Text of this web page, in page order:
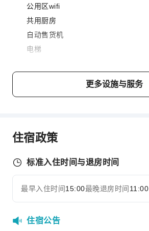
公用区wifi
共用厨房
自动售货机
电梯
前台服务
24小时前台
安全与安保
急救包
无障碍设施服务
无障碍设施
展开全部
更多设施与服务
住宿政策
标准入住时间与退房时间
最早入住时间15:00最晚退房时间 11:00
住宿公告